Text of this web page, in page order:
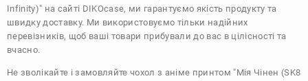
Infinity)" на сайті DIKOcase, ми гарантуємо якість продукту та
швидку доставку. Ми використовуємо тільки надійних
перевізників, щоб ваші товари прибували до вас в цілісності та
вчасно.
Не зволікайте і замовляйте чохол з аніме принтом "Мія Чінен (SK8